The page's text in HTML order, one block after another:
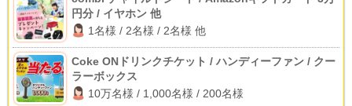
円分 / イヤホン 他
1名様 / 2名様 / 2名様 他
Coke ONドリンクチケット / ハンディーファン / クー
ラーボックス
10万名様 / 1,000名様 / 200名様